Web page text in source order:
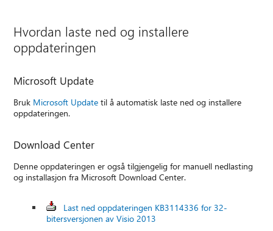
Hvordan laste ned og installere
oppdateringen
Microsoft Update
Bruk Microsoft Update til å automatisk laste ned og installere
oppdateringen.
Download Center
Denne oppdateringen er også tilgjengelig for manuell nedlasting
og installasjon fra Microsoft Download Center.
Last ned oppdateringen KB3114336 for 32-
bitersversjonen av Visio 2013